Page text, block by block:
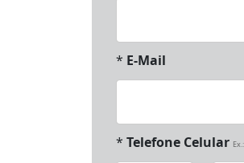
* E-Mail
* Telefone Celular